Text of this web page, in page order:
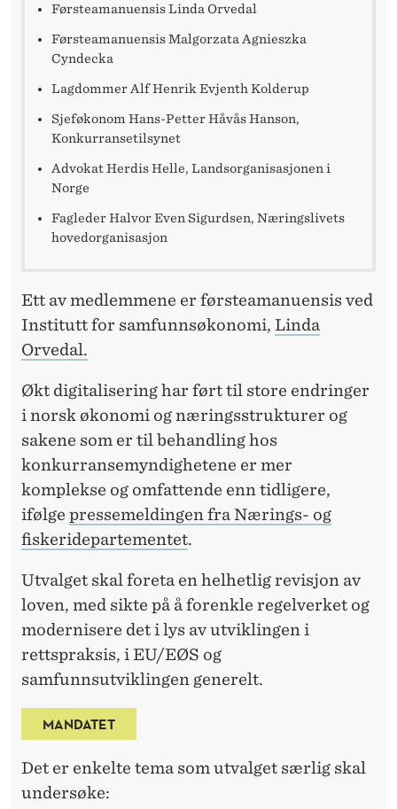
Førsteamanuensis Linda Orvedal
Førsteamanuensis Malgorzata Agnieszka
Cyndecka
Lagdommer Alf Henrik Evjenth Kolderup
Sjeføkonom Hans-Petter Håvås Hanson,
Konkurransetilsynet
Advokat Herdis Helle, Landsorganisasjonen i
Norge
Fagleder Halvor Even Sigurdsen, Næringslivets
hovedorganisasjon
Ett av medlemmene er førsteamanuensis ved
Institutt for samfunnsøkonomi, Linda
Orvedal.
Økt digitalisering har ført til store endringer
i norsk økonomi og næringsstrukturer og
sakene som er til behandling hos
konkurransemyndighetene er mer
komplekse og omfattende enn tidligere,
ifølge pressemeldingen fra Nærings- og
fiskeridepartementet.
Utvalget skal foreta en helhetlig revisjon av
loven, med sikte på å forenkle regelverket og
modernisere det i lys av utviklingen i
rettspraksis, i EU/EØS og
samfunnsutviklingen generelt.
MANDATET
Det er enkelte tema som utvalget særlig skal
undersøke: